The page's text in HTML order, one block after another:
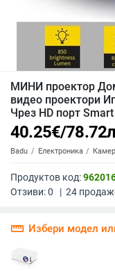
МИНИ проектор
видео проектори
Чрез HD порт
40.25€/78.72
Badu Електроника
Продуктов код:
Отзиви:0 | 24
straighten Избери модел